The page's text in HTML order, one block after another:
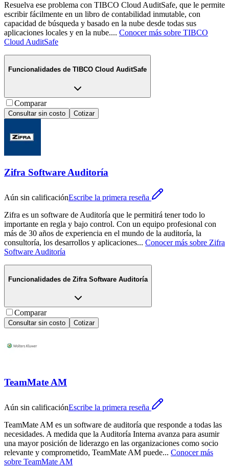
Resuelva ese problema con TIBCO Cloud AuditSafe, que le permite
escribir fácilmente en un libro de contabilidad inmutable, con
capacidad de búsqueda y basado en la nube desde todas sus
aplicaciones locales y en la nube.... Conocer más sobre TIBCO
Cloud AuditSafe
Funcionalidades de TIBCO Cloud AuditSafe
Comparar
Consultar sin costo Cotizar
Zifra Software Auditoría
Aún sin calificaciónEscribe la primera reseña
Zifra es un software de Auditoría que le permitirá tener todo lo
importante en regla y bajo control. Con un equipo profesional con
más de 30 años de experiencia en el mundo de la auditoría, la
consultoría, los desarrollos y aplicaciones... Conocer más sobre Zifra
Software Auditoría
Funcionalidades de Zifra Software Auditoría
Comparar
Consultar sin costo Cotizar
TeamMate AM
Aún sin calificaciónEscribe la primera reseña
TeamMate AM es un software de auditoría que responde a todas las
necesidades. A medida que la Auditoría Interna avanza para asumir
una mayor posición de liderazgo en las organizaciones como socio
relevante y comprometido, TeamMate AM puede... Conocer más
sobre TeamMate AM